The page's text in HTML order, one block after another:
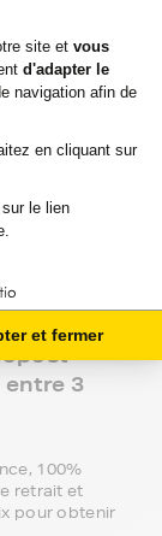
et
compatibles
de
proposons
grandes
même les
entre 3
100%
retrait et
pour obtenir